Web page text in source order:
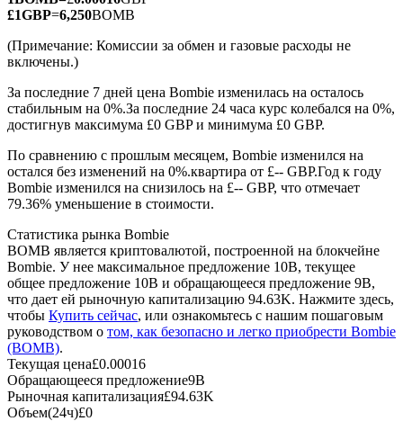
сырьевые товары
USDC фьючерсы
обеспечения
Копирование торговли
£1GBP=6,250BOMB
(Примечание: Комиссии за обмен и газовые расходы не
включены.)
За последние 7 дней цена Bombie изменилась на осталось
стабильным на 0%.За последние 24 часа курс колебался на 0%,
достигнув максимума £0 GBP и минимума £0 GBP.
По сравнению с прошлым месяцем, Bombie изменился на
остался без изменений на 0%.квартира от £-- GBP.Год к году
Bombie изменился на снизилось на £-- GBP, что отмечает
79.36% уменьшение в стоимости.
Статистика рынка Bombie
BOMB является криптовалютой, построенной на блокчейне
Bombie. У нее максимальное предложение 10B, текущее
общее предложение 10B и обращающееся предложение 9B,
что дает ей рыночную капитализацию 94.63K. Нажмите здесь,
чтобы Купить сейчас, или ознакомьтесь с нашим пошаговым
руководством о том, как безопасно и легко приобрести Bombie
(BOMB).
Текущая цена£0.00016
Обращающееся предложение9B
Рыночная капитализация£94.63K
Объем(24ч)£0